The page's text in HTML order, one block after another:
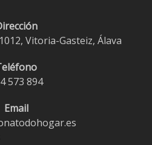
Vitoria-Gasteiz, Álava
573 894
Email